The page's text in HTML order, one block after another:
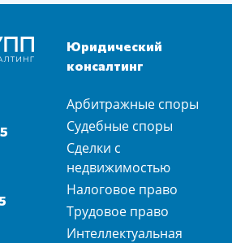
Юридический
консалтинг
Арбитражные споры
Судебные споры
Сделки с
недвижимостью
Налоговое право
Трудовое право
Интеллектуальная